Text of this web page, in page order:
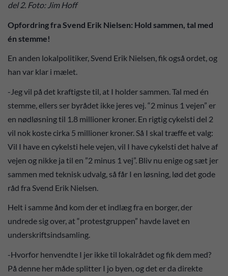
del 2. Foto: Jim Hoff
Opfordring fra Svend Erik Nielsen: Hold sammen, tal med
én stemme!
En anden lokalpolitiker, Svend Erik Nielsen, fik også ordet, og
han var klar i mælet.
-Jeg vil på det kraftigste til, at I holder sammen. Tal med én
stemme, ellers ser byrådet ikke jeres vej. “2 minus 1 vejen” er
en nødløsning til 1.8 millioner kroner. En rigtig cykelsti del 2
vil nok koste cirka 5 millioner kroner. Så I skal træffe et valg:
Vil I have en cykelsti hele vejen, vil I have cykelsti det halve af
vejen og nikke ja til en ”2 minus 1 vej”. Bliv nu enige og sæt jer
sammen med teknisk udvalg, så får I en løsning, lød det gode
råd fra Svend Erik Nielsen.
Helt i samme ånd kom der et indlæg fra en borger, der
undrede sig over, at “protestgruppen” havde lavet en
underskriftsindsamling.
-Hvorfor henvendte I jer ikke til lokalrådet og fik dem med?
På denne her måde splitter I jo byen, og det er da direkte